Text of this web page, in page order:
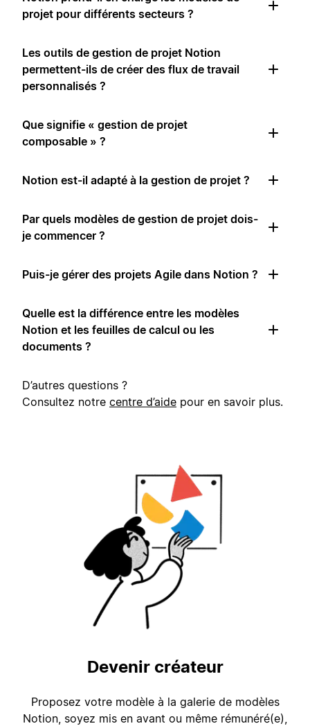
projet pour différents secteurs ?
Les outils de gestion de projet Notion
permettent-ils de créer des flux de travail
personnalisés ?
Que signifie « gestion de projet
composable » ?
Notion est-il adapté à la gestion de projet ?
Par quels modèles de gestion de projet dois-
je commencer ?
Puis-je gérer des projets Agile dans Notion ?
Quelle est la différence entre les modèles
Notion et les feuilles de calcul ou les
documents ?
D’autres questions ?
Consultez notre centre d’aide pour en savoir plus.
Devenir créateur
Proposez votre modèle à la galerie de modèles
Notion, soyez mis en avant ou même rémunéré(e),